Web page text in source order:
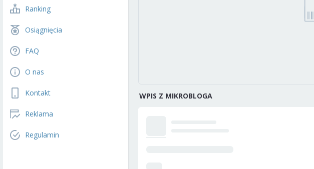
Ranking
Osiągnięcia
FAQ
O nas
Kontakt
Reklama
Regulamin
WPIS Z MIKROBLOGA